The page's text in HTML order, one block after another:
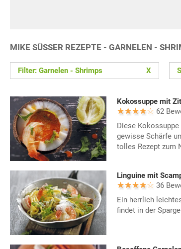
MIKE SÜSSER REZEPTE - GARNELEN -
Filter: Garnelen - Shrimps X
Kokossuppe mit
62
Diese
gewisse Schärfe
tolles Rezept zum
Linguine mit
36
Ein herrlich
findet in der